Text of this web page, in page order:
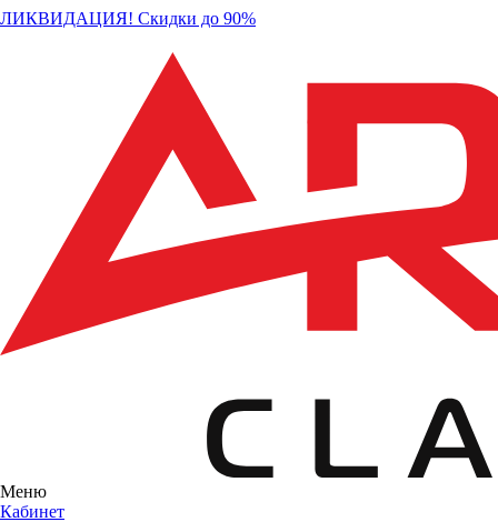
ЛИКВИДАЦИЯ! Скидки до 90%
Меню
Кабинет